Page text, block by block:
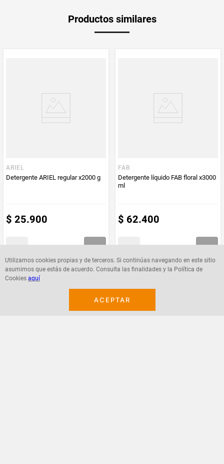
Utilizamos cookies propias y de terceros. Si continúas navegando en este sitio
asumimos que estás de acuerdo. Consulta las finalidades y la Política de
Cookies aquí
ACEPTAR
de Medida
Productos similares
ARIEL
Detergente ARIEL regular x2000 g
$ 25.900
FAB
Detergente líquido FAB floral x3000
ml
$ 62.400